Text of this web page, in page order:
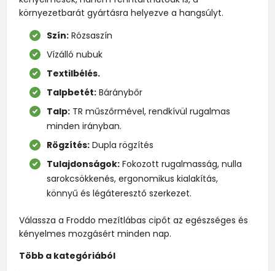
környezetbarát gyártásra helyezve a hangsúlyt.
Szín: Rózsaszín
Vízálló nubuk
Textilbélés.
Talpbetét: Báránybőr
Talp: TR műszőrmével, rendkívül rugalmas
minden irányban.
Rögzítés: Dupla rögzítés
Tulajdonságok: Fokozott rugalmasság, nulla
sarokcsökkenés, ergonomikus kialakítás,
könnyű és légáteresztő szerkezet.
Válassza a Froddo mezítlábas cipőt az egészséges és
kényelmes mozgásért minden nap.
Több a kategóriából